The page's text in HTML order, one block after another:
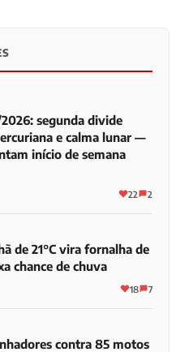
segunda divide
e calma lunar —
início de semana
22 2
de 21°C vira fornalha de
chance de chuva
18 7
contra 85 motos